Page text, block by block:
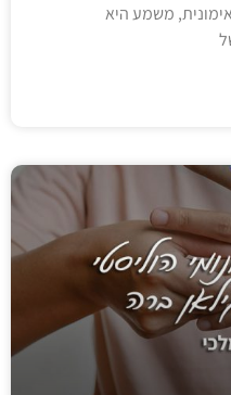
משמע היא